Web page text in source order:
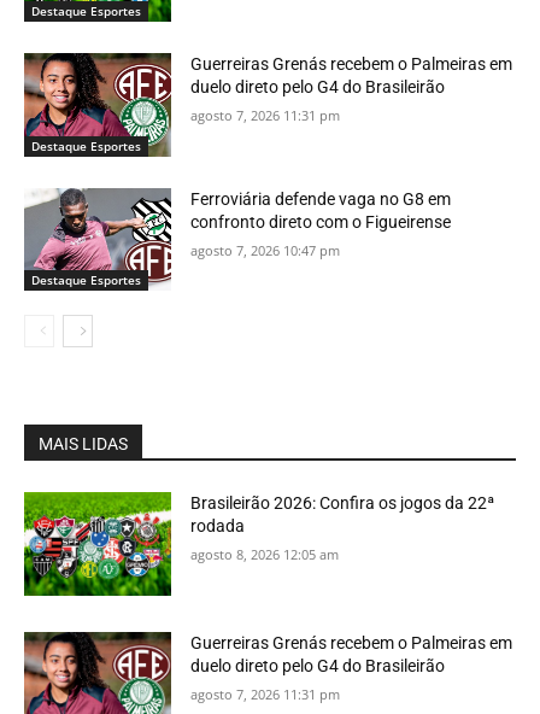
Destaque Esportes
Destaque Esportes
Guerreiras Grenás recebem o Palmeiras em
duelo direto pelo G4 do Brasileirão
agosto 7, 2026 11:31 pm
Destaque Esportes
Ferroviária defende vaga no G8 em
confronto direto com o Figueirense
agosto 7, 2026 10:47 pm
MAIS LIDAS
Brasileirão 2026: Confira os jogos da 22ª
rodada
agosto 8, 2026 12:05 am
Guerreiras Grenás recebem o Palmeiras em
duelo direto pelo G4 do Brasileirão
agosto 7, 2026 11:31 pm